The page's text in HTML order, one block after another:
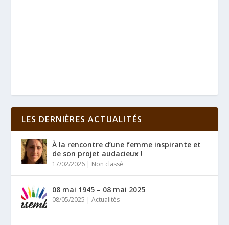
LES DERNIÈRES ACTUALITÉS
À la rencontre d’une femme inspirante et
de son projet audacieux !
17/02/2026 | Non classé
08 mai 1945 – 08 mai 2025
08/05/2025 |Actualités